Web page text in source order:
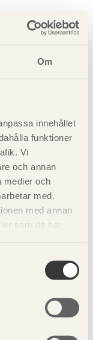
Om
innehållet
funktioner
Vi
och annan
medier och
med.
med annan
som de har